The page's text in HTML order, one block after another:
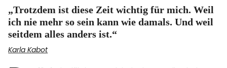
„Trotzdem ist diese Zeit wichtig für mich. Weil
ich nie mehr so sein kann wie damals. Und weil
seitdem alles anders ist.“
Karla Kabot